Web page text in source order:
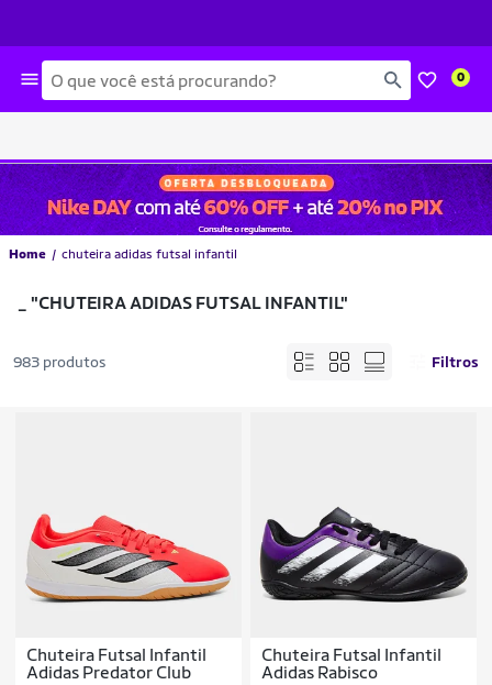
Busca 0
Home chuteira adidas futsal infantil
"CHUTEIRA ADIDAS FUTSAL INFANTIL"
983 produtos Filtros
Chuteira Futsal Infantil
Adidas Predator Club
Chuteira Futsal Infantil
Adidas Rabisco